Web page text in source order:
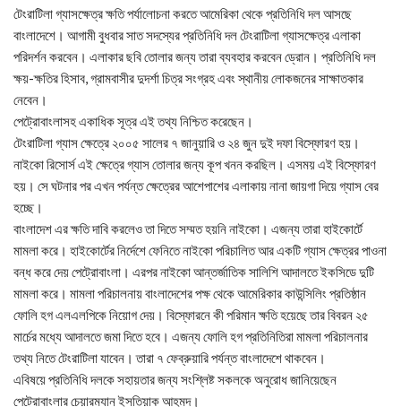
টেংরাটিলা গ্যাসক্ষেত্র ক্ষতি পর্যালোচনা করতে আমেরিকা থেকে প্রতিনিধি দল আসছে
বাংলাদেশে। আগামী বুধবার সাত সদস্যের প্রতিনিধি দল টেংরাটিলা গ্যাসক্ষেত্র এলাকা
পরিদর্শন করবেন। এলাকার ছবি তোলার জন্য তারা ব্যবহার করবেন ড্রোন। প্রতিনিধি দল
ক্ষয়-ক্ষতির হিসাব, গ্রামবাসীর দুদর্শা চিত্র সংগ্রহ এবং স্থানীয় লোকজনের সাক্ষাতকার
নেবেন।
পেট্রোবাংলাসহ একাধিক সূত্র এই তথ্য নিশ্চিত করেছেন।
টেংরাটিলা গ্যাস ক্ষেত্রে ২০০৫ সালের ৭ জানুয়ারি ও ২৪ জুন দুই দফা বিস্ফোরণ হয়।
নাইকো রিসোর্স এই ক্ষেত্রে গ্যাস তোলার জন্য কূপ খনন করছিল। এসময় এই বিস্ফোরণ
হয়। সে ঘটনার পর এখন পর্যন্ত ক্ষেত্রের আশেপাশের এলাকায় নানা জায়গা দিয়ে গ্যাস বের
হচ্ছে।
বাংলাদেশ এর ক্ষতি দাবি করলেও তা দিতে সম্মত হয়নি নাইকো। এজন্য তারা হাইকোর্টে
মামলা করে। হাইকোর্টের নির্দেশে ফেনিতে নাইকো পরিচালিত আর একটি গ্যাস ক্ষেত্রর পাওনা
বন্ধ করে দেয় পেট্রোবাংলা। এরপর নাইকো আন্তর্জাতিক সালিশি আদালতে ইকসিডে দুটি
মামলা করে। মামলা পরিচালনায় বাংলাদেশের পক্ষ থেকে আমেরিকার কাউন্সিলিং প্রতিষ্ঠান
ফোলি হগ এলএলপিকে নিয়োগ দেয়। বিস্ফােরনে কী পরিমান ক্ষতি হয়েছে তার বিবরন ২৫
মার্চের মধ্যে আদালতে জমা দিতে হবে। এজন্য ফোলি হগ প্রতিনিতিরা মামলা পরিচালনার
তথ্য নিতে টেংরাটিলা যাবেন। তারা ৭ ফেব্রুয়ারি পর্যন্ত বাংলাদেশে থাকবেন।
এবিষয়ে প্রতিনিধি দলকে সহায়তার জন্য সংশ্লিষ্ট সকলকে অনুরোধ জানিয়েছেন
পেট্রোবাংলার চেয়ারম্যান ইসতিয়াক আহমদ।